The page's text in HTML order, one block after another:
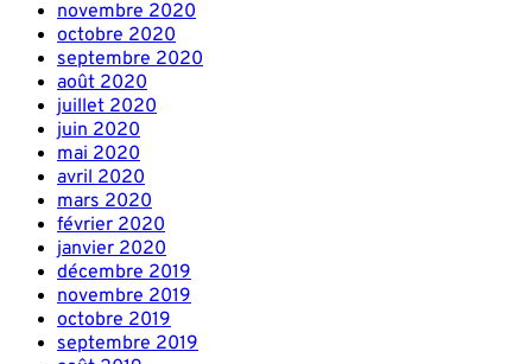
novembre 2020
octobre 2020
septembre 2020
août 2020
juillet 2020
juin 2020
mai 2020
avril 2020
mars 2020
février 2020
janvier 2020
décembre 2019
novembre 2019
octobre 2019
septembre 2019